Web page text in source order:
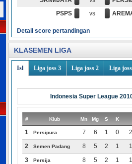
PSPS
vs
Detail score pertandingan
KLASEMEN LIGA
Isl Liga joss 3 Liga joss 2 Liga
Indonesia Super League
# Klub Mn Mg S K
1 Persipura 7 6 1 0
2 Semen Padang 8 5 2 1
3 Persija 8 5 2 1